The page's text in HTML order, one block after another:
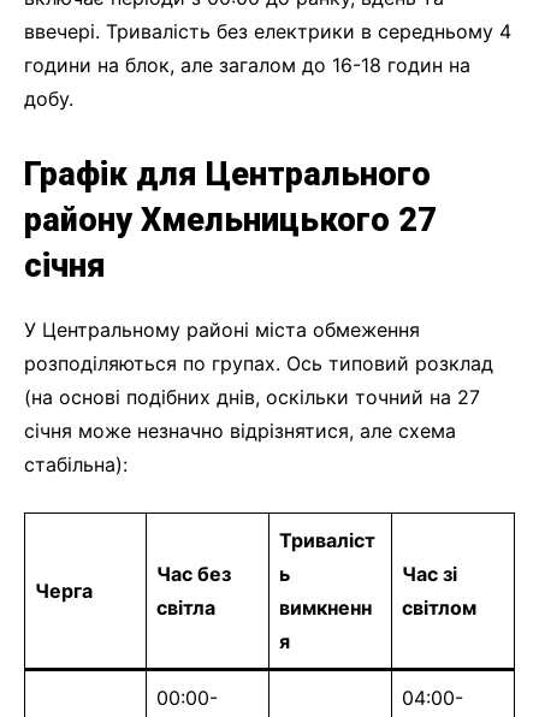
ввечері. Тривалість без електрики в середньому 4
години на блок, але загалом до 16-18 годин на
добу.
Графік для Центрального
району Хмельницького 27
січня
У Центральному районі міста обмеження
розподіляються по групах. Ось типовий розклад
(на основі подібних днів, оскільки точний на 27
січня може незначно відрізнятися, але схема
стабільна):
Черга
Час без
світла
Триваліст
ь
вимкненн
я
Час зі
світлом
00:00-
04:00-